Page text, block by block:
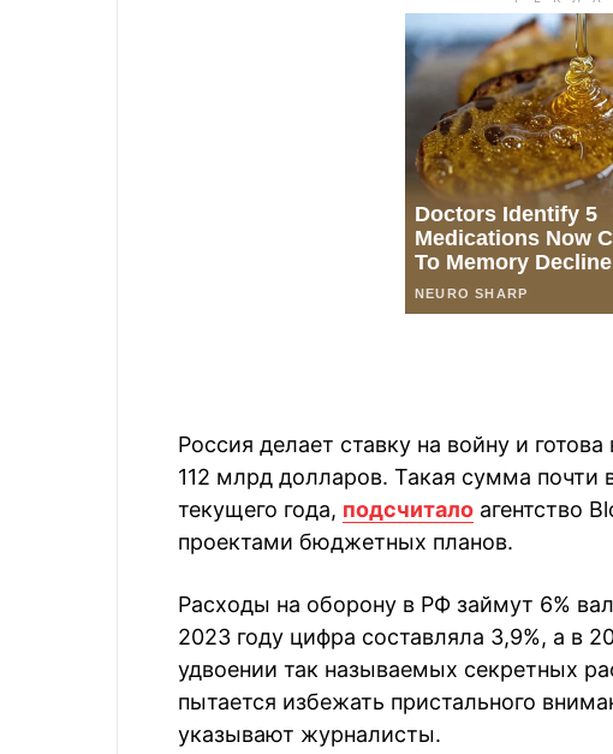
Россия делает ставку на войну и
112 млрд долларов. Такая сумма почти
текущего года, подсчитало агентство
проектами бюджетных планов.
Расходы на оборону в РФ займут 6%
2023 году цифра составляла 3,9%, а в
удвоении так называемых секретных
пытается избежать пристального
указывают журналисты.